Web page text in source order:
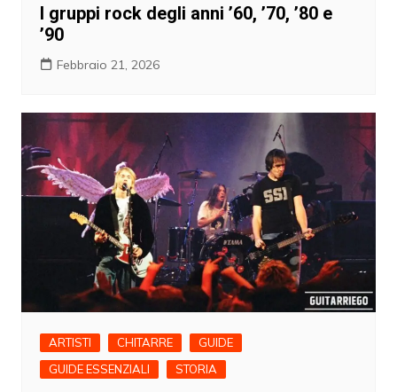
I gruppi rock degli anni ’60, ’70, ’80 e
’90
Febbraio 21, 2026
ARTISTI CHITARRE
GUIDE
GUIDE ESSENZIALI
STORIA